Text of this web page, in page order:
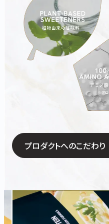
プロダクトへのこだわり